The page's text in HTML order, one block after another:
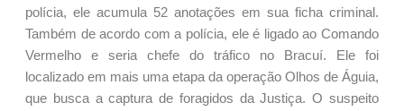
polícia, ele acumula 52 anotações em sua ficha criminal.
Também de acordo com a polícia, ele é ligado ao Comando
Vermelho e seria chefe do tráfico no Bracuí. Ele foi
localizado em mais uma etapa da operação Olhos de Águia,
que busca a captura de foragidos da Justiça. O suspeito